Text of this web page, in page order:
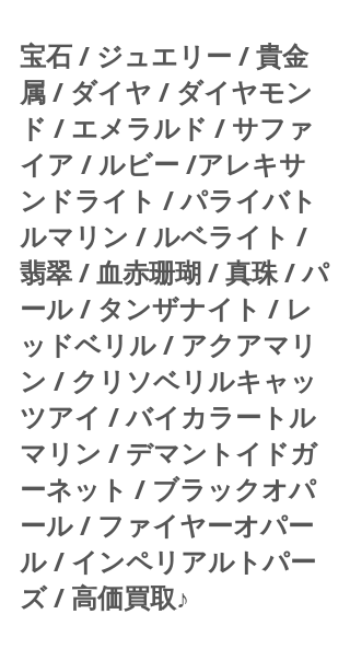
宝石 / ジュエリー / 貴金
属 / ダイヤ / ダイヤモン
ド / エメラルド / サファ
イア / ルビー /アレキサ
ンドライト / パライバト
ルマリン / ルベライト /
翡翠 / 血赤珊瑚 / 真珠 / パ
ール / タンザナイト / レ
ッドベリル / アクアマリ
ン / クリソベリルキャッ
ツアイ / バイカラートル
マリン / デマントイドガ
ーネット / ブラックオパ
ール / ファイヤーオパー
ル / インペリアルトパー
ズ / 高価買取♪